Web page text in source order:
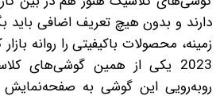
دارند و بدون هیچ تعریف اضافی باید
2023 یکی از همین گوشی‌های